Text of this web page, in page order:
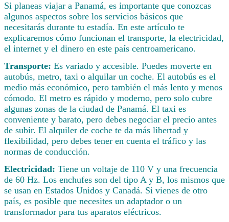
Si planeas viajar a Panamá, es importante que conozcas
algunos aspectos sobre los servicios básicos que
necesitarás durante tu estadía. En este artículo te
explicaremos cómo funcionan el transporte, la electricidad,
el internet y el dinero en este país centroamericano.
Transporte: Es variado y accesible. Puedes moverte en
autobús, metro, taxi o alquilar un coche. El autobús es el
medio más económico, pero también el más lento y menos
cómodo. El metro es rápido y moderno, pero solo cubre
algunas zonas de la ciudad de Panamá. El taxi es
conveniente y barato, pero debes negociar el precio antes
de subir. El alquiler de coche te da más libertad y
flexibilidad, pero debes tener en cuenta el tráfico y las
normas de conducción.
Electricidad: Tiene un voltaje de 110 V y una frecuencia
de 60 Hz. Los enchufes son del tipo A y B, los mismos que
se usan en Estados Unidos y Canadá. Si vienes de otro
país, es posible que necesites un adaptador o un
transformador para tus aparatos eléctricos.